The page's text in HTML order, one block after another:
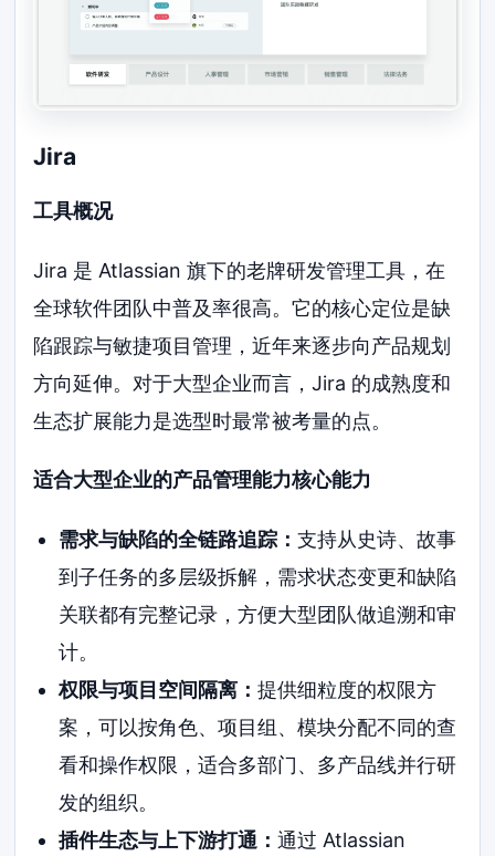
Jira
工具概况
Jira 是 Atlassian 旗下的老牌研发管理工具，在
全球软件团队中普及率很高。它的核心定位是缺
陷跟踪与敏捷项目管理，近年来逐步向产品规划
方向延伸。对于大型企业而言，Jira 的成熟度和
生态扩展能力是选型时最常被考量的点。
适合大型企业的产品管理能力核心能力
需求与缺陷的全链路追踪： 支持从史诗、故事
到子任务的多层级拆解，需求状态变更和缺陷
关联都有完整记录，方便大型团队做追溯和审
计。
权限与项目空间隔离： 提供细粒度的权限方
案，可以按角色、项目组、模块分配不同的查
看和操作权限，适合多部门、多产品线并行研
发的组织。
插件生态与上下游打通： 通过 Atlassian